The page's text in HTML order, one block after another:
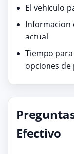
El vehiculo
Informacion
actual.
Tiempo
opciones de
Efectivo